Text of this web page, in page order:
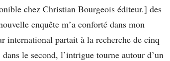
chez Christian Bourgeois éditeur.] des
enquête m’a conforté dans mon
international partait à la recherche de cinq
le second, l’intrigue tourne autour d’un